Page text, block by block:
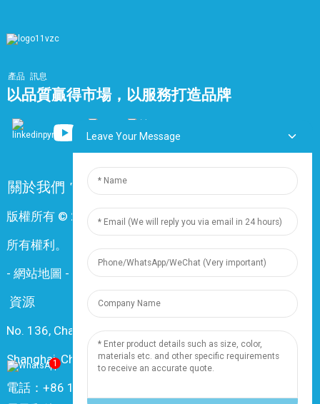
產品 訊息
以品質贏得市場，以服務打造品牌
關於我們 常問問題
版權所有 © 2024 上海鼎尊電氣電纜股份有限公司。保留
所有權利。
- 網站地圖 - Resource
資源
No. 136, Changxiang Rd., Nanxiang Town, 201802,
Shanghai, China
電話：+86 18019377761
1
Leave Your Message